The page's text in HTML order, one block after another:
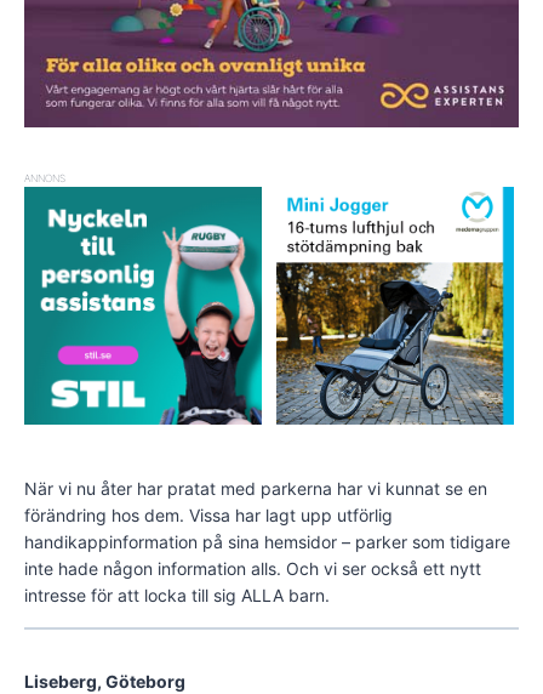
ANNONS
När vi nu åter har pratat med parkerna har vi kunnat se en
förändring hos dem. Vissa har lagt upp utförlig
handikappinformation på sina hemsidor – parker som tidigare
inte hade någon information alls. Och vi ser också ett nytt
intresse för att locka till sig ALLA barn.
Liseberg, Göteborg